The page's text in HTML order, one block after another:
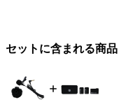
セットに含まれる商品